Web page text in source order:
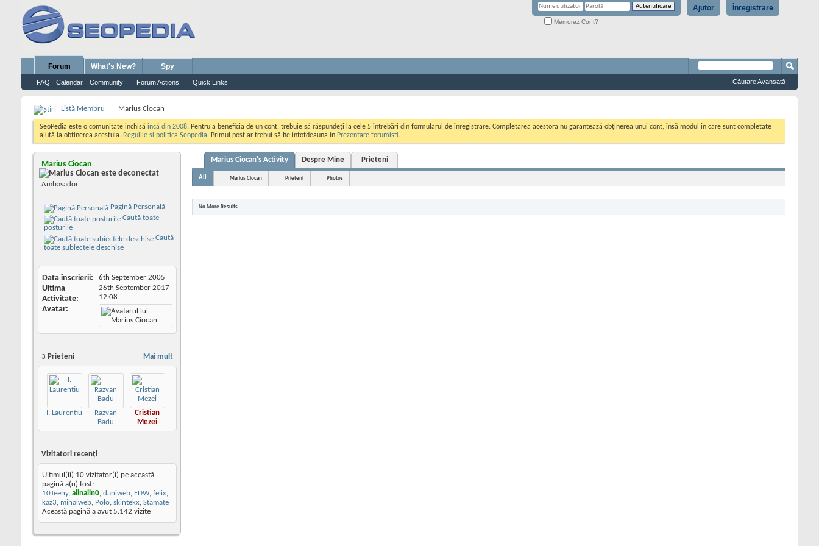
Înregistrare
Ajutor
Memorez Cont?
Forum
FAQ Calendar Community Forum Actions Quick Links
What's New? Spy
Căutare Avansată
Listă Membru Marius Ciocan
SeoPedia este o comunitate inchisă incă din 2008. Pentru a beneficia de un cont, trebuie să răspundeți la cele 5 întrebări din formularul de înregistrare. Completarea acestora nu garantează obținerea unui cont, însă modul în care sunt completate
ajută la obținerea acestuia. Regulile si politica Seopedia. Primul post ar trebui să fie intotdeauna in Prezentare forumisti.
Marius Ciocan
Ambasador
Pagină Personală
Caută toate
posturile
Caută
toate subiectele deschise
Data înscrierii 6th September 2005
Ultima
Activitate
26th September 2017
12:08
Avatar
Mai mult
3 Prieteni
I. Laurentiu
Razvan
Badu
Cristian
Mezei
Vizitatori recenţi
Ultimul(ii) 10 vizitator(i) pe această
pagină a(u) fost:
10Teeny, alinalin0, daniweb, EDW, felix,
kaz3, mihaiweb, Polo, skintekx, Stamate
Această pagină a avut 5.142 vizite
Marius Ciocan's Activity Despre Mine Prieteni
All Marius Ciocan Prieteni Photos
No More Results